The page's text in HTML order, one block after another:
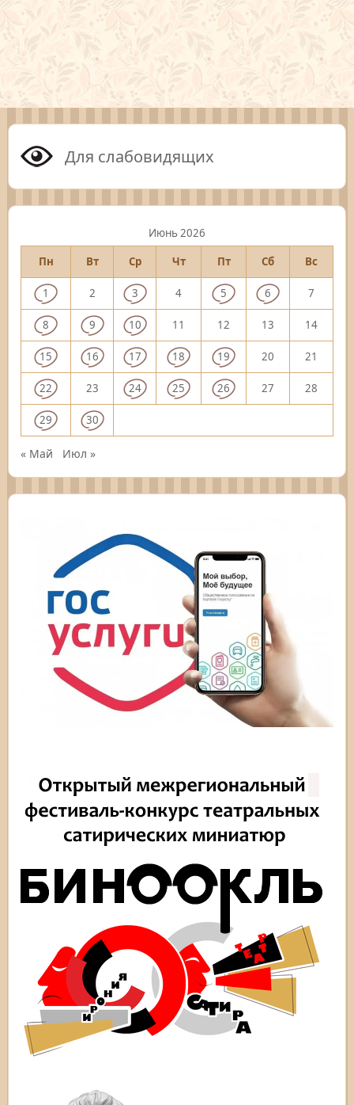
Для слабовидящих
Июнь 2026
Пн
Вт Ср Чт Пт Сб Вс
1 2 3 4 5 6 7
8 9 10 11 12 13 14
15 16 17 18 19 20 21
22 23 24 25 26 27 28
29 30
« Май Июл »